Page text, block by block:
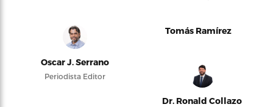
Oscar J. Serrano
Periodista Editor
Tomás Ramírez
Dr. Ronald Collazo